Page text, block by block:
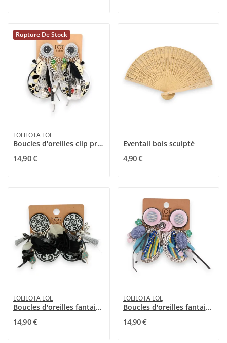
Rupture De Stock
LOLILOTA LOL
Boucles d'oreilles clip printemps fleurs noir...
14,90 €
Eventail bois sculpté
4,90 €
LOLILOTA LOL
Boucles d'oreilles fantaisie à clip noire et...
14,90 €
LOLILOTA LOL
Boucles d'oreilles fantaisie à clip Lolilota...
14,90 €